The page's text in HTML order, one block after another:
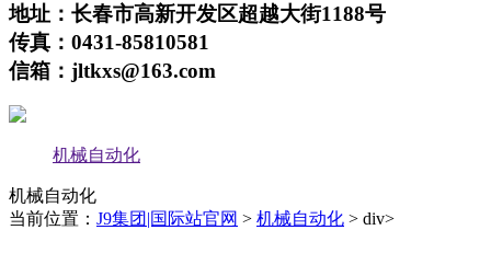
地址：长春市高新开发区超越大街1188号
传真：0431-85810581
信箱：jltkxs@163.com
机械自动化
机械自动化
当前位置： J9集团|国际站官网 > 机械自动化 > div>